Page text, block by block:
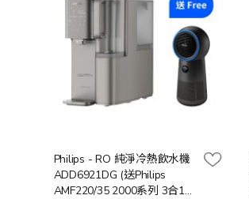
Philips - RO 純淨冷熱飲水機
ADD6921DG (送Philips
AMF220/35 2000系列 3合1風